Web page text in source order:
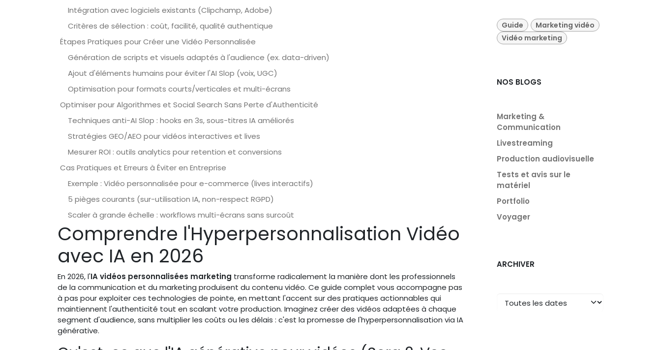
Intégration avec logiciels existants (Clipchamp, Adobe)
Critères de sélection : coût, facilité, qualité authentique
Étapes Pratiques pour Créer une Vidéo Personnalisée
Génération de scripts et visuels adaptés à l'audience (ex. data-driven)
Ajout d'éléments humains pour éviter l'AI Slop (voix, UGC)
Optimisation pour formats courts/verticales et multi-écrans
Optimiser pour Algorithmes et Social Search Sans Perte d'Authenticité
Techniques anti-AI Slop : hooks en 3s, sous-titres IA améliorés
Stratégies GEO/AEO pour vidéos interactives et lives
Mesurer ROI : outils analytics pour retention et conversions
Cas Pratiques et Erreurs à Éviter en Entreprise
Exemple : Vidéo personnalisée pour e-commerce (lives interactifs)
5 pièges courants (sur-utilisation IA, non-respect RGPD)
Scaler à grande échelle : workflows multi-écrans sans surcoût
Comprendre l'Hyperpersonnalisation Vidéo
avec IA en 2026
En 2026, l'IA vidéos personnalisées marketing transforme radicalement la manière dont les professionnels
de la communication et du marketing produisent du contenu vidéo. Ce guide complet vous accompagne pas
à pas pour exploiter ces technologies de pointe, en mettant l'accent sur des pratiques actionnables qui
maintiennent l'authenticité tout en scalant votre production. Imaginez créer des vidéos adaptées à chaque
segment d'audience, sans multiplier les coûts ou les délais : c'est la promesse de l'hyperpersonnalisation via IA
générative.
Guide
Marketing vidéo
Vidéo marketing
NOS BLOGS
Marketing &
Communication
Livestreaming
Production audiovisuelle
Tests et avis sur le
matériel
Portfolio
Voyager
ARCHIVER